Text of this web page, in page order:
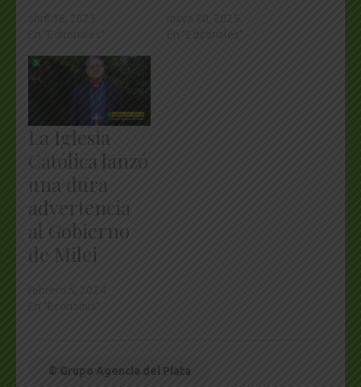
La Iglesia
Católica lanzó
una dura
advertencia
al Gobierno
de Milei
© Grupo Agencia del Plata